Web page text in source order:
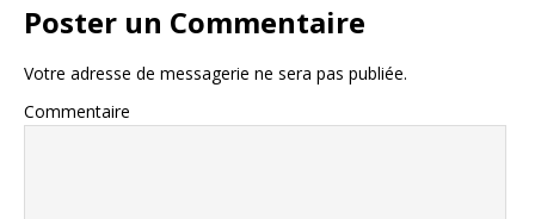
Poster un Commentaire
Votre adresse de messagerie ne sera pas publiée.
Commentaire